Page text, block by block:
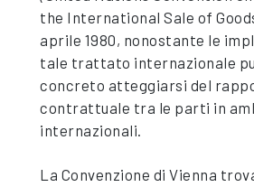
the International Sale of Goods
aprile 1980, nonostante le
tale trattato internazionale
concreto atteggiarsi del
contrattuale tra le parti in
internazionali.
La Convenzione di Vienna